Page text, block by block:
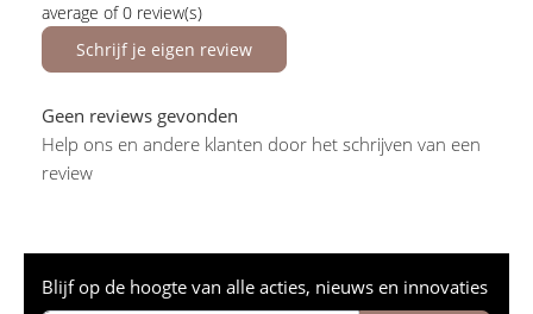
average of 0 review(s)
Schrijf je eigen review
Geen reviews gevonden
Help ons en andere klanten door het schrijven van een
review
Blijf op de hoogte van alle acties, nieuws en innovaties